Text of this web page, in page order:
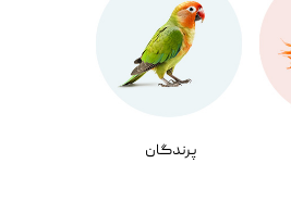
پرندگان